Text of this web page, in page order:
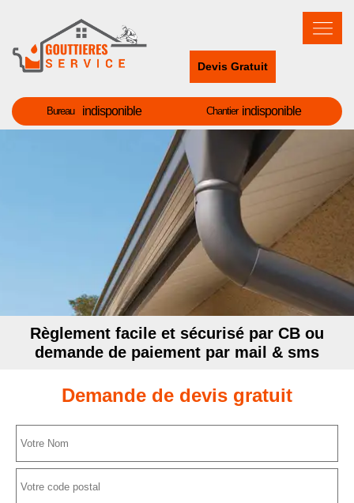
Devis Gratuit
Bureau indisponible Chantier indisponible
Règlement facile et sécurisé par CB ou
demande de paiement par mail & sms
Demande de devis gratuit